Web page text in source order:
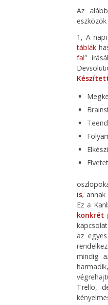
Az
1, A
táblák
fal”
is,
Ez a
konkrét
az
mindig
Trello,